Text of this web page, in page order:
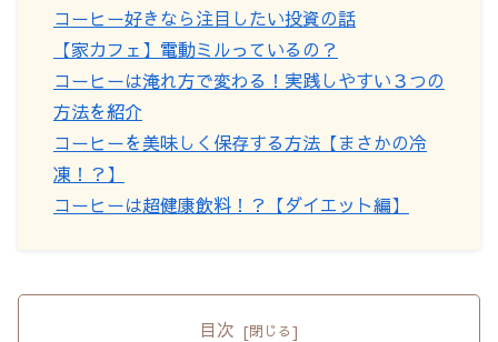
コーヒー好きなら注目したい投資の話
【家カフェ】電動ミルっているの？
コーヒーは淹れ方で変わる！実践しやすい３つの
方法を紹介
コーヒーを美味しく保存する方法【まさかの冷
凍！？】
コーヒーは超健康飲料！？【ダイエット編】
目次